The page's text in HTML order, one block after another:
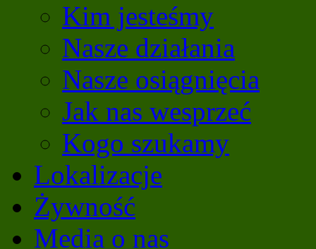
Kim jesteśmy
Nasze działania
Nasze osiągnięcia
Jak nas wesprzeć
Kogo szukamy
Lokalizacje
Żywność
Media o nas